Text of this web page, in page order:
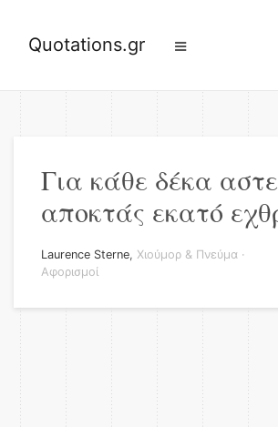
Quotations.gr
Για κάθε δέκα
αποκτάς εκατό
Laurence Sterne, Χιούμορ & Πνεύμα ·
Αφορισμοί